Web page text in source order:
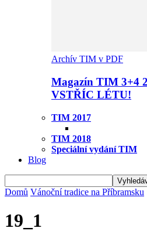
Archív TIM v PDF
Magazín TIM 3+4
VSTŘÍC LÉTU!
TIM 2017
TIM 2018
Speciální vydání TIM
Blog
Domů Vánoční tradice na Příbramsku
19_1